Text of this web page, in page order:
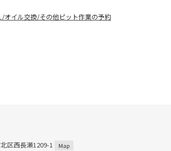
オイル交換/その他ピット作業の予約
区西長瀬1209-1 Map